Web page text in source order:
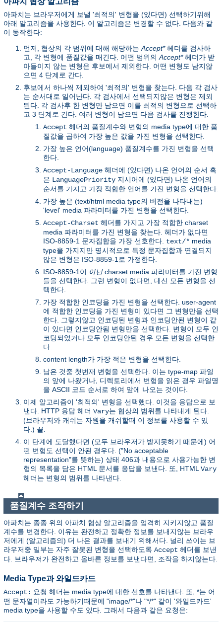
아파치는 브라우저에게 보낼 '최적의' 변형을 (있다면) 선택하기위해
아래 알고리즘을 사용한다. 이 알고리즘은 변경할 수 없다. 다음와 같
이 동작한다:
먼저, 협상의 각 범위에 대해 해당하는 Accept*헤더를 검사하
고, 각 변형에 품질값을 매긴다. 어떤 범위의 Accept*헤더가 받
아들이지 않는 변형은 후보에서 제외한다. 어떤 변형도 남지않
으면 4 단계로 간다.
후보에서 하나씩 제외하여 '최적의' 변형을 찾는다. 다음 각 검사
는 순서대로 일어난다. 각 검사에서 선택되지않은 변형은 제외
된다. 각 검사후 한 변형만 남으면 이를 최적의 변형으로 선택하
고 3 단계로 간다. 여러 변형이 남으면 다음 검사를 진행한다.
Accept 헤더의 품질계수와 변형의 media type에 대한 품
질값을 곱하여 가장 높은 값을 가진 변형을 선택한다.
가장 높은 언어(language) 품질계수를 가진 변형을 선택
한다.
Accept-Language 헤더에 (있다면) 나온 언어의 순서 혹
은 LanguagePriority 지시어에 (있다면) 나온 언어의
순서를 가지고 가장 적합한 언어를 가진 변형을 선택한다.
가장 높은 (text/html media type의 버전을 나타내는)
'level' media 파라미터를 가진 변형을 선택한다.
Accept-Charset 헤더를 가지고 가장 적합한 charset
media 파라미터를 가진 변형을 찾는다. 헤더가 없다면
ISO-8859-1 문자집합을 가장 선호한다. text/* media
type을 가지지만 명시적으로 특정 문자집합과 연결되지
않은 변형은 ISO-8859-1로 가정한다.
ISO-8859-1이 아닌charset media 파라미터를 가진 변형
들을 선택한다. 그런 변형이 없다면, 대신 모든 변형을 선
택한다.
가장 적합한 인코딩을 가진 변형을 선택한다. user-agent
에 적합한 인코딩을 가진 변형이 있다면 그 변형만을 선택
한다. 그렇지않고 인코딩된 변형과 인코딩안된 변형이 같
이 있다면 인코딩안됨 변형만을 선택한다. 변형이 모두 인
코딩되었거나 모두 인코딩안된 경우 모든 변형을 선택한
다.
content length가 가장 적은 변형을 선택한다.
남은 것중 첫번재 변형을 선택한다. 이는 type-map 파일
의 앞에 나왔거나, 디렉토리에서 변형을 읽은 경우 파일명
을 ASCII 코드 순서로 하여 앞에 나오는 것이다.
이제 알고리즘이 '최적의' 변형을 선택했다. 이것을 응답으로 보
낸다. HTTP 응답 헤더 Vary는 협상의 범위를 나타내게 된다.
(브라우저와 캐쉬는 자원을 캐쉬할때 이 정보를 사용할 수 있
다.) 끝.
이 단계에 도달했다면 (모두 브라우저가 받지못하기 때문에) 어
떤 변형도 선택이 안된 경우다. ("No acceptable
representation"를 뜻하는) 상태 406과 내용으로 사용가능한 변
형의 목록을 담은 HTML 문서를 응답을 보낸다. 또, HTML Vary
헤더는 변형의 범위를 나타낸다.
품질계수 조작하기
아파치는 종종 위의 아파치 협상 알고리즘을 엄격히 지키지않고 품질
계수를 변경한다. 이유는 완전하고 정확한 정보를 보내지않는 브라우
저에게 (알고리즘의) 더 나은 결과를 보내기 위해서다. 널리 쓰이는 브
라우저중 일부는 자주 잘못된 변형을 선택하도록 Accept 헤더를 보낸
다. 브라우저가 완전하고 올바른 정보를 보낸다면, 조작을 하지않는다.
Media Type과 와일드카드
Accept: 요청 헤더는 media type에 대한 선호를 나타낸다. 또, *는 어
떤 문자열이라도 가능하기때문에 "image/*"나 "*/*" 같이 '와일드카드'
media type을 사용할 수도 있다. 그래서 다음과 같은 요청은: